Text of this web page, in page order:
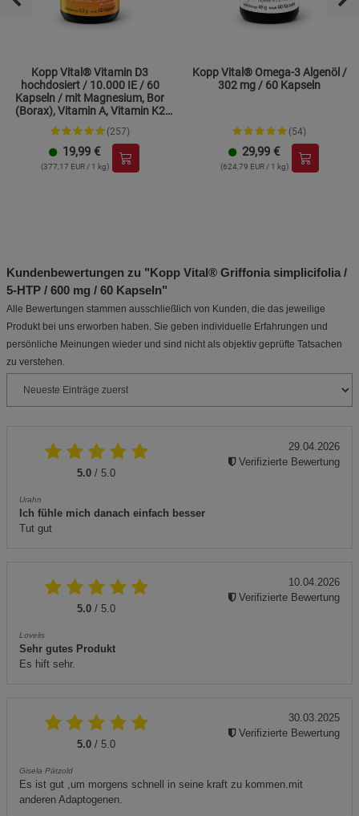
Kopp Vital® Vitamin D3
hochdosiert / 10.000 IE / 60
Kapseln / mit Magnesium, Bor
(Borax), Vitamin A, Vitamin K2
und Zink
(257)
19,99 €
(377,17 EUR / 1 kg)
Kopp Vital® Omega-3 Algenöl /
302 mg / 60 Kapseln
(54)
29,99 €
(624,79 EUR / 1 kg)
Kundenbewertungen zu "Kopp Vital® Griffonia simplicifolia /
5‑HTP / 600 mg / 60 Kapseln"
Alle Bewertungen stammen ausschließlich von Kunden, die das jeweilige
Produkt bei uns erworben haben. Sie geben individuelle Erfahrungen und
persönliche Meinungen wieder und sind nicht als objektiv geprüfte Tatsachen
zu verstehen.
5.0 / 5.0
Urahn
Ich fühle mich danach einfach besser
Tut gut
29.04.2026
Verifizierte Bewertung
5.0 / 5.0
Lovelis
Sehr gutes Produkt
Es hift sehr.
10.04.2026
Verifizierte Bewertung
5.0 / 5.0
Gisela Pätzold
Es ist gut ,um morgens schnell in seine kraft zu kommen.mit
anderen Adaptogenen.
30.03.2025
Verifizierte Bewertung